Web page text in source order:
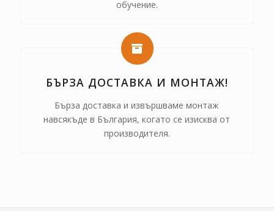
обучение.
БЪРЗА ДОСТАВКА И МОНТАЖ!
Бърза доставка и извършваме монтаж
навсякъде в България, когато се изисква от
производителя.